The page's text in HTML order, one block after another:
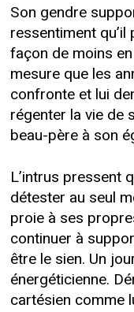
Son gendre
ressentiment
façon de moins
mesure que les
confronte et lui
régenter la vie de
beau-père à son
L’intrus pressent
détester au seul
proie à ses
continuer à
être le sien. Un
énergéticienne.
cartésien comme